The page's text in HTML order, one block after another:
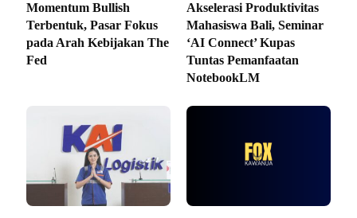
Momentum Bullish
Terbentuk, Pasar Fokus
pada Arah Kebijakan The
Fed
Akselerasi Produktivitas
Mahasiswa Bali, Seminar
‘AI Connect’ Kupas
Tuntas Pemanfaatan
NotebookLM